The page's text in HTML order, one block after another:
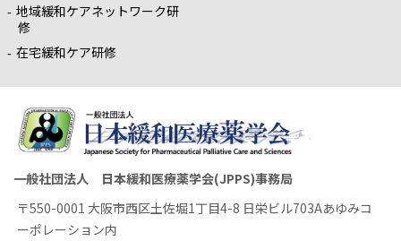
地域緩和ケアネットワーク研
修
在宅緩和ケア研修
一般社団法人 日本緩和医療薬学会(JPPS)事務局
〒550-0001 大阪市西区土佐堀1丁目4-8 日栄ビル703Aあゆみコ
ーポレーション内